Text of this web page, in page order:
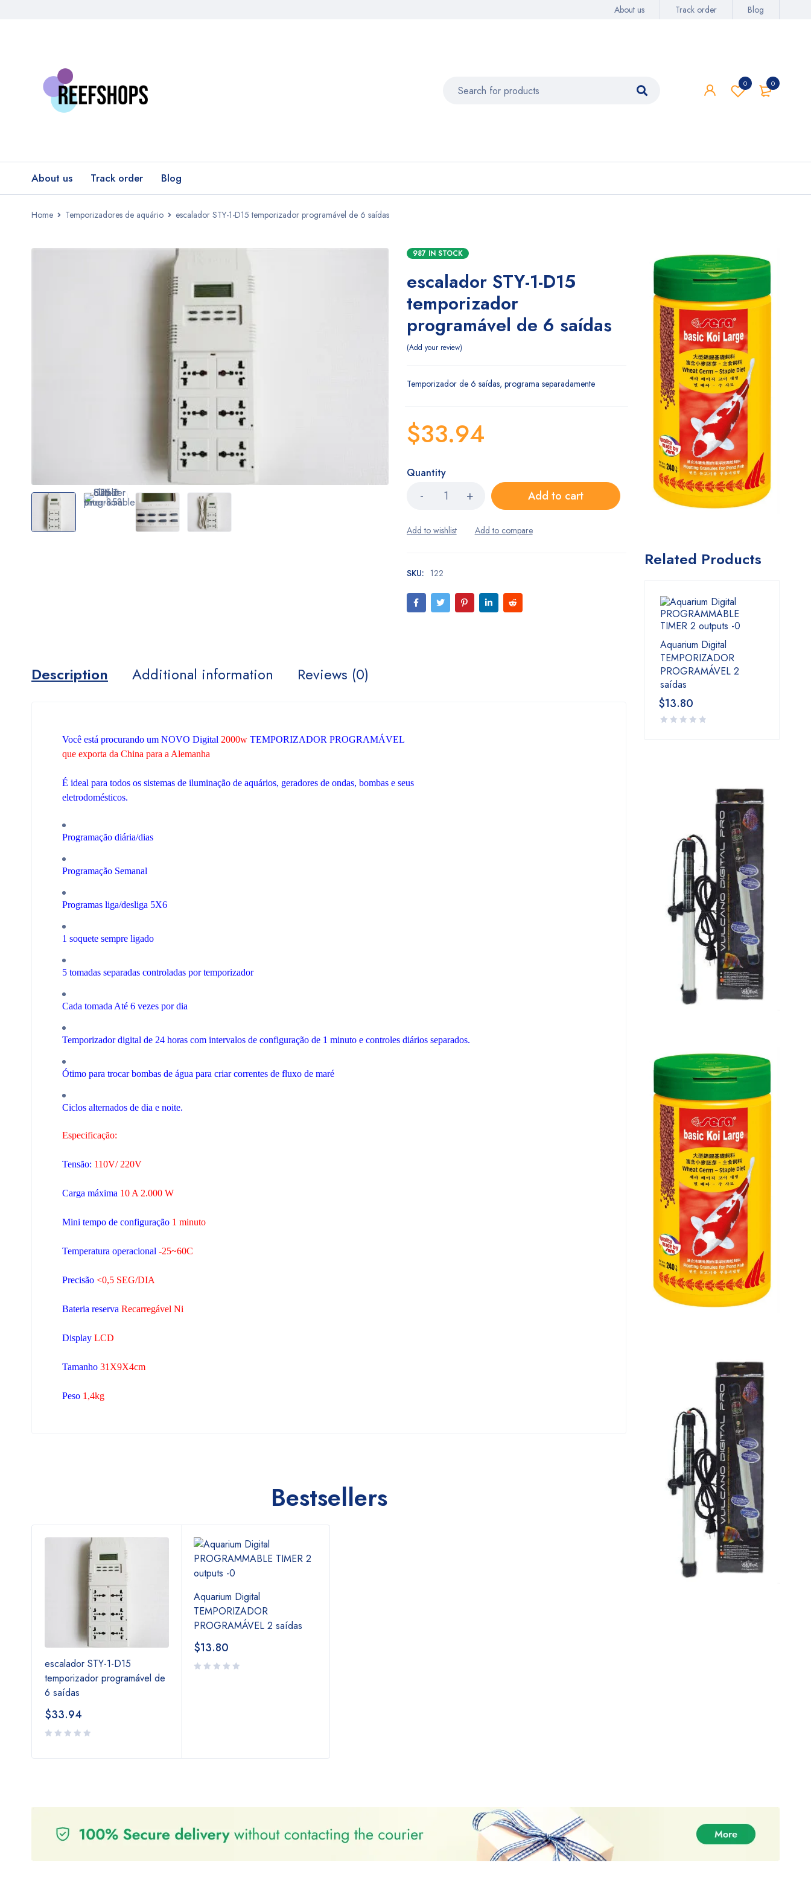
About us Track order Blog
0
0
About us Track order Blog
Home Temporizadores de aquário escalador STY-1-D15 temporizador programável de 6 saídas
987 IN STOCK
escalador STY-1-D15
temporizador
programável de 6 saídas
Add your review
Temporizador de 6 saídas, programa separadamente
$33.94
Quantity
Add to cart
SKU: 122
Description Additional information Reviews (0)
Você está procurando um NOVO Digital 2000w TEMPORIZADOR PROGRAMÁVEL
que exporta da China para a Alemanha
É ideal para todos os sistemas de iluminação de aquários, geradores de ondas, bombas e seus
eletrodomésticos.
Programação diária/dias
Programação Semanal
Programas liga/desliga 5X6
1 soquete sempre ligado
5 tomadas separadas controladas por temporizador
Cada tomada Até 6 vezes por dia
Temporizador digital de 24 horas com intervalos de configuração de 1 minuto e controles diários separados.
Ótimo para trocar bombas de água para criar correntes de fluxo de maré
Ciclos alternados de dia e noite.
Especificação:
Tensão: 110V/ 220V
Carga máxima 10 A 2.000 W
Mini tempo de configuração 1 minuto
Temperatura operacional -25~60C
Precisão <0,5 SEG/DIA
Bateria reserva Recarregável Ni
Display LCD
Tamanho 31X9X4cm
Peso 1,4kg
Bestsellers
escalador STY-1-D15
temporizador programável de
6 saídas
$33.94
Aquarium Digital
TEMPORIZADOR
PROGRAMÁVEL 2 saídas
$13.80
Related Products
Aquarium Digital
TEMPORIZADOR
PROGRAMÁVEL 2
saídas
$13.80